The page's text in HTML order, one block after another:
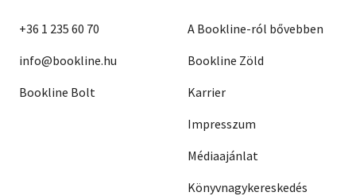
+36 1 235 60 70
info@bookline.hu
Bookline Bolt
A Bookline-ról bővebben
Bookline Zöld
Karrier
Impresszum
Médiaajánlat
Könyvnagykereskedés